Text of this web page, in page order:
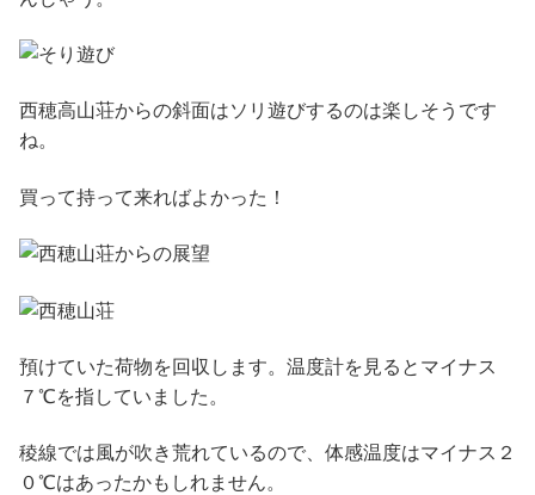
西穂高山荘からの斜面はソリ遊びするのは楽しそうです
ね。
買って持って来ればよかった！
預けていた荷物を回収します。温度計を見るとマイナス
７℃を指していました。
稜線では風が吹き荒れているので、体感温度はマイナス２
０℃はあったかもしれません。